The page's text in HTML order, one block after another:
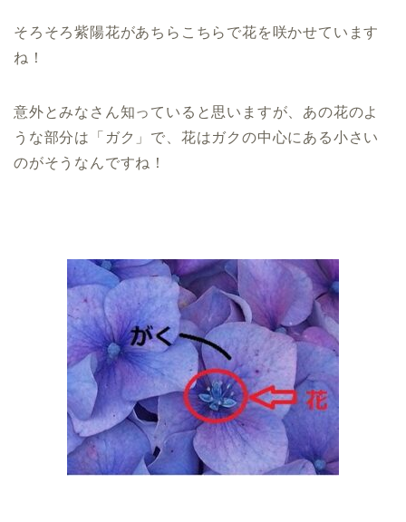
そろそろ紫陽花があちらこちらで花を咲かせています
ね！
意外とみなさん知っていると思いますが、あの花のよ
うな部分は「ガク」で、花はガクの中心にある小さい
のがそうなんですね！